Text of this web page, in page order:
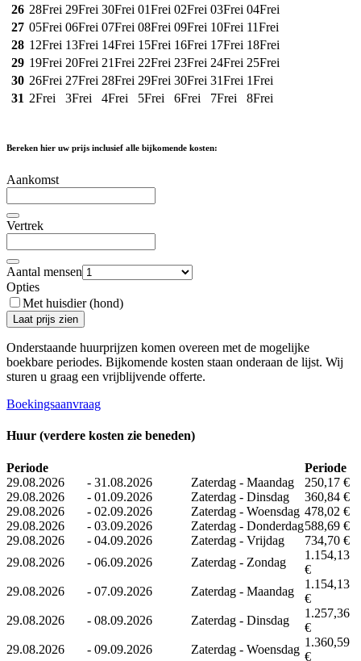
26 28Frei 29Frei 30Frei 01Frei 02Frei 03Frei 04Frei
27 05Frei 06Frei 07Frei 08Frei 09Frei 10Frei 11Frei
28 12Frei 13Frei 14Frei 15Frei 16Frei 17Frei 18Frei
29 19Frei 20Frei 21Frei 22Frei 23Frei 24Frei 25Frei
30 26Frei 27Frei 28Frei 29Frei 30Frei 31Frei 1Frei
31 2Frei 3Frei 4Frei 5Frei 6Frei 7Frei 8Frei
Bereken hier uw prijs inclusief alle bijkomende kosten:
Aankomst
Vertrek
Aantal mensen
Opties
Met huisdier (hond)
Laat prijs zien
Onderstaande huurprijzen komen overeen met de mogelijke
boekbare periodes. Bijkomende kosten staan ​​onderaan de lijst. Wij
sturen u graag een vrijblijvende offerte.
Boekingsaanvraag
Huur (verdere kosten zie beneden)
Periode
Periode
29.08.2026
- 31.08.2026 Zaterdag - Maandag
250,17 €
29.08.2026
- 01.09.2026 Zaterdag - Dinsdag
360,84 €
29.08.2026
- 02.09.2026 Zaterdag - Woensdag 478,02 €
29.08.2026
- 03.09.2026 Zaterdag - Donderdag588,69 €
29.08.2026
- 04.09.2026 Zaterdag - Vrijdag
734,70 €
29.08.2026
- 06.09.2026 Zaterdag - Zondag
1.154,13
€
29.08.2026
- 07.09.2026 Zaterdag - Maandag
1.154,13
€
29.08.2026
- 08.09.2026 Zaterdag - Dinsdag
1.257,36
€
29.08.2026
- 09.09.2026 Zaterdag - Woensdag
1.360,59
€